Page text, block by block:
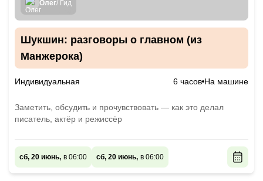
Олег/ Гид
Шукшин: разговоры о главном (из
Манжерока)
Индивидуальная 6 часов На машине
Заметить, обсудить и прочувствовать — как это делал
писатель, актёр и режиссёр
сб, 20 июнь, в 06:00 сб, 20 июнь, в 06:00